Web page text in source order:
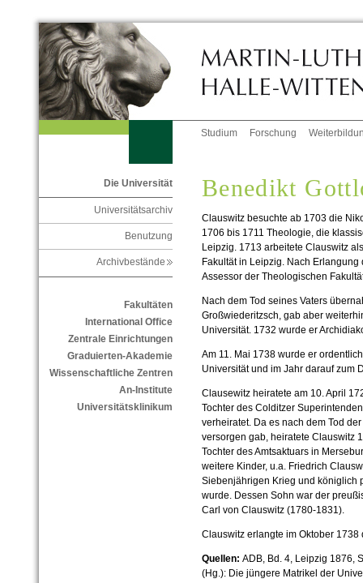
Studium Forschung
Die Universität
Universitätsarchiv
Benutzung
Archivbestände
Fakultäten
International Office
Zentrale Einrichtungen
Graduierten-Akademie
Wissenschaftliche Zentren
An-Institute
Universitätsklinikum
Benedikt
Clauswitz besuchte ab 1703 die
1706 bis 1711 Theologie, die
Leipzig. 1713 arbeitete Clauswitz
Fakultät in Leipzig. Nach
Assessor der Theologischen
Nach dem Tod seines Vaters
Großwiederitzsch, gab aber
Universität. 1732 wurde er
Am 11. Mai 1738 wurde er
Universität und im Jahr darauf zum
Clausewitz heiratete am 10. April
Tochter des Colditzer
verheiratet. Da es nach dem Tod
versorgen gab, heiratete Clauswitz
Tochter des Amtsaktuars in
weitere Kinder, u.a. Friedrich
Siebenjährigen Krieg und königlich
wurde. Dessen Sohn war der
Carl von Clauswitz (1780-1831).
Clauswitz erlangte im Oktober
Quellen: ADB, Bd. 4, Leipzig 1876,
(Hg.): Die jüngere Matrikel der